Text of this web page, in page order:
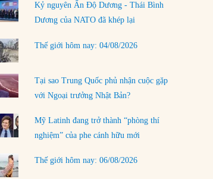
Kỷ nguyên Ấn Độ Dương - Thái Bình
Dương của NATO đã khép lại
Thế giới hôm nay: 04/08/2026
Tại sao Trung Quốc phủ nhận cuộc gặp
với Ngoại trưởng Nhật Bản?
Mỹ Latinh đang trở thành “phòng thí
nghiệm” của phe cánh hữu mới
Thế giới hôm nay: 06/08/2026